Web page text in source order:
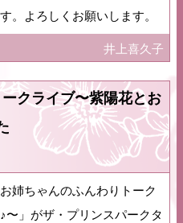
。よろしくお願いします。
井上喜久子
クライブ〜紫陽花とお
姉ちゃんのふんわりトーク
〜」がザ・プリンスパークタ